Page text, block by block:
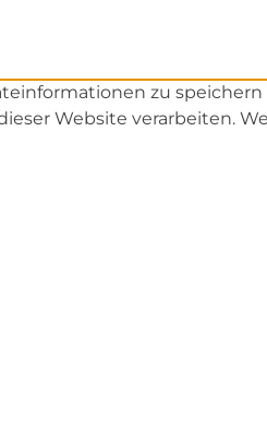
zu
Website verarbeiten.